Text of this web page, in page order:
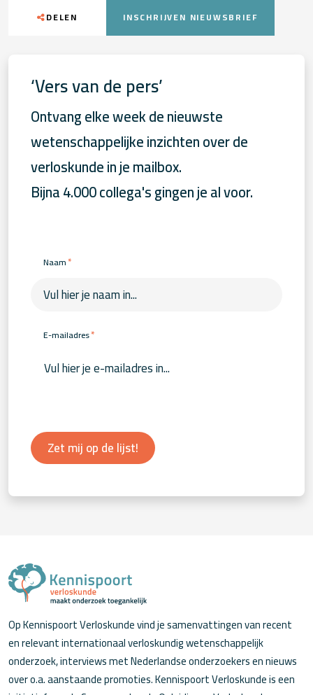
DELEN INSCHRIJVEN NIEUWSBRIEF
‘Vers van de pers’
Ontvang elke week de nieuwste
wetenschappelijke inzichten over de
verloskunde in je mailbox.
Bijna 4.000 collega's gingen je al voor.
Naam*
E-mailadres*
Zet mij op de lijst!
Op Kennispoort Verloskunde vind je samenvattingen van recent
en relevant internationaal verloskundig wetenschappelijk
onderzoek, interviews met Nederlandse onderzoekers en nieuws
over o.a. aanstaande promoties. Kennispoort Verloskunde is een